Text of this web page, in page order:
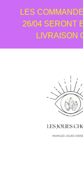
contenu
LES
26/04 SERONT
LIVRAISON